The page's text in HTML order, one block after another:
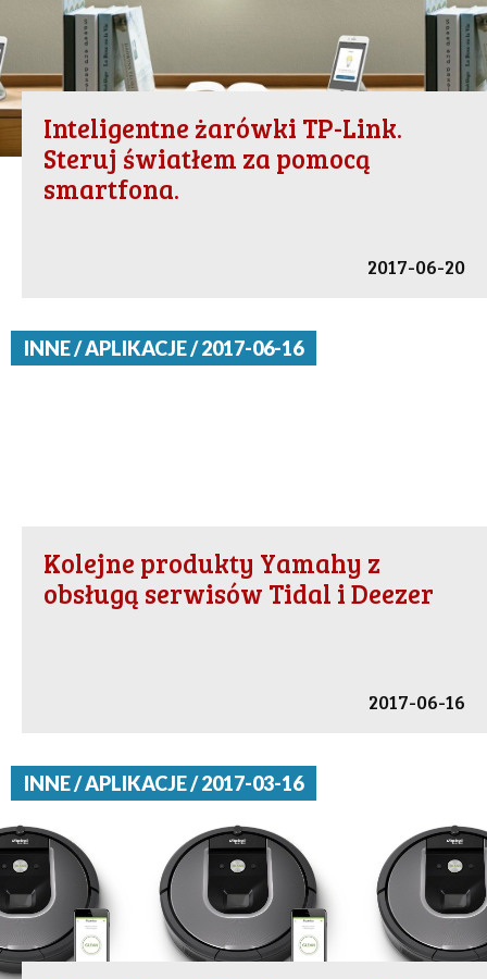
Inteligentne żarówki TP-Link.
Steruj światłem za pomocą
smartfona.
2017-06-20
INNE / APLIKACJE / 2017-06-16
Kolejne produkty Yamahy z
obsługą serwisów Tidal i Deezer
2017-06-16
INNE / APLIKACJE / 2017-03-16